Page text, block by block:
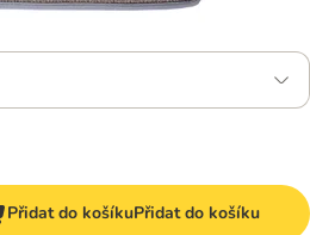
Přidat do košíkuPřidat do košíku